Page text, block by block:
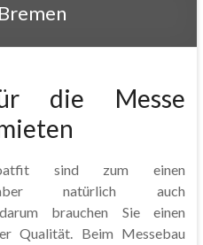
die Messe
sind zum einen
aber natürlich auch
brauchen Sie einen
Qualität. Beim Messebau